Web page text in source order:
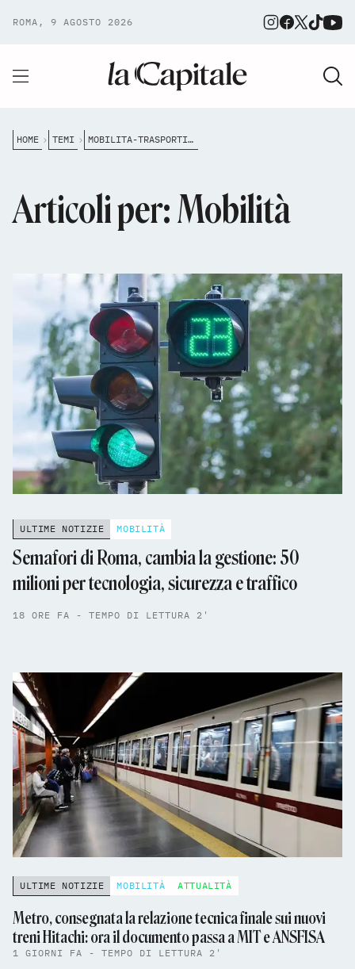
ROMA, 9 AGOSTO 2026
HOME TEMI MOBILITA-TRASPORTI-ROMA
Articoli per: Mobilità
ULTIME NOTIZIE MOBILITÀ
Semafori di Roma, cambia la gestione: 50
milioni per tecnologia, sicurezza e traffico
18 ORE FA - TEMPO DI LETTURA 2'
ULTIME NOTIZIE MOBILITÀ ATTUALITÀ
Metro, consegnata la relazione tecnica finale sui nuovi
treni Hitachi: ora il documento passa a MIT e ANSFISA
1 GIORNI FA - TEMPO DI LETTURA 2'